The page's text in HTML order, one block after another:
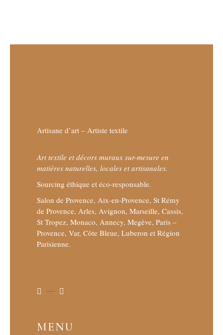
Artisane d’art – Artiste textile
Art textile et décors muraux sur-mesure en
matières naturelles, locales et artisanales.
Sourcing éthique et éco-responsable.
Salon de Provence, Aix-en-Provence, St Rémy
de Provence, Arles, Avignon, Marseille, Cassis,
St Tropez, Monaco, Annecy, Megève, Paris –
Provence, Var, Côte Bleue, Luberon et Région
Parisienne.
MENU